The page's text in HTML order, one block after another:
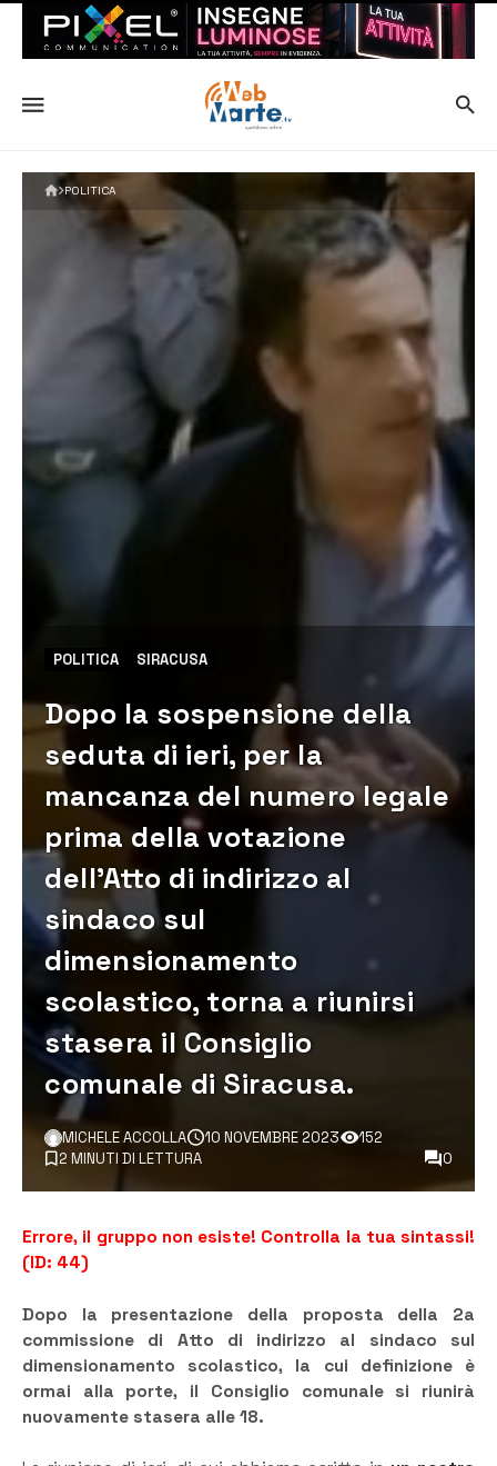
POLITICA
POLITICA SIRACUSA
Dopo la sospensione della
seduta di ieri, per la
mancanza del numero legale
prima della votazione
dell’Atto di indirizzo al
sindaco sul
dimensionamento
scolastico, torna a riunirsi
stasera il Consiglio
comunale di Siracusa.
MICHELE ACCOLLA 10 NOVEMBRE 2023
152
2 MINUTI DI LETTURA
0
Errore, il gruppo non esiste! Controlla la tua sintassi!
(ID: 44)
Dopo la presentazione della proposta della 2a
commissione di Atto di indirizzo al sindaco sul
dimensionamento scolastico, la cui definizione è
ormai alla porte, il Consiglio comunale si riunirà
nuovamente stasera alle 18.